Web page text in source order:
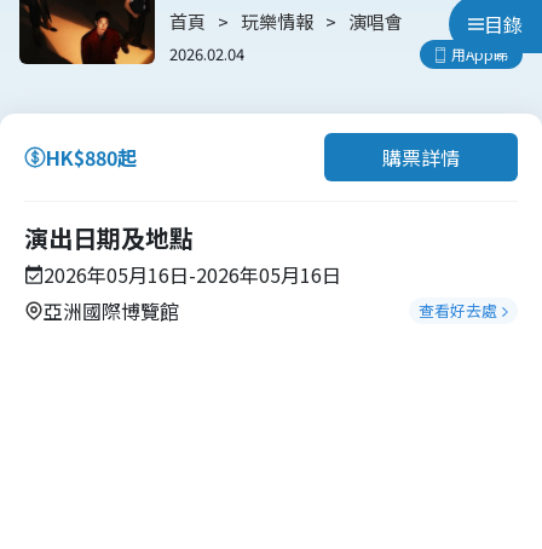
目錄
首頁 玩樂情報 演唱會
2026.02.04 用App睇
HK$880起 購票詳情
演出日期及地點
2026年05月16日-2026年05月16日
亞洲國際博覽館
查看好去處